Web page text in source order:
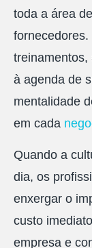
toda a área
treinamentos,
à agenda de
mentalidade
em cada
Quando a
dia, os
enxergar o
custo
empresa e